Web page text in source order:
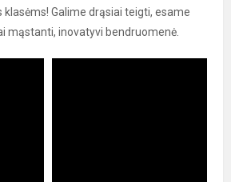
Galime drąsiai teigti, esame
mąstanti, inovatyvi bendruomenė.